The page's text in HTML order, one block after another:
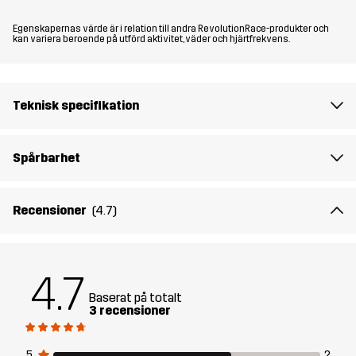
Baksida
Material 2
Baksida
Foder
95% Polyester (Återvunnen), 5%
Egenskapernas värde är i relation till andra RevolutionRace-produkter och
kan variera beroende på utförd aktivitet, väder och hjärtfrekvens.
Teknisk specifikation
Spårbarhet
Recensioner (4.7)
4.7 Baserat på totalt
3 recensioner